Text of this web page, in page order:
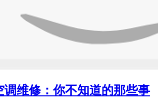
调维修：你不知道的那些事